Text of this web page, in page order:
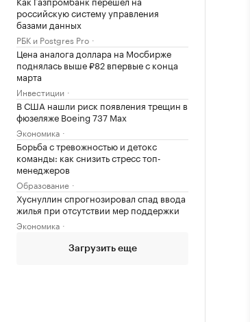
российскую систему управления
базами данных
РБК и Postgres Pro
Цена аналога доллара на Мосбирже
поднялась выше ₽82 впервые с конца
марта
Инвестиции
В США нашли риск появления трещин в
фюзеляже Boeing 737 Max
Экономика
Борьба с тревожностью и детокс
команды: как снизить стресс топ-
менеджеров
Образование
Хуснуллин спрогнозировал спад ввода
жилья при отсутствии мер поддержки
Экономика
Загрузить еще